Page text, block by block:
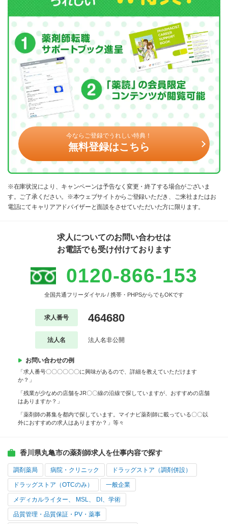
今ならご登録でうれしい特典！
無料登録はこちら
※在庫状況により、キャンペーンは予告なく変更・終了する場合がございま
す。ご了承ください。※本ウェブサイトからご登録いただき、ご来社またはお
電話にてキャリアアドバイザーと面談をさせていただいた方に限ります。
求人についてのお問い合わせは
お電話でも受け付けております
0120-866-153
全国共通フリーダイヤル / 携帯・PHPSからでもOKです
求人番号 464680
法人名 法人名非公開
お問い合わせの例
「求人番号〇〇〇〇〇〇に興味があるので、詳細を教えていただけます
か？」
「残業が少なめの店舗をJR〇〇線の沿線で探していますが、おすすめの店舗
はありますか？」
「薬剤師の募集を都内で探しています。マイナビ薬剤師に載っている〇〇以
外におすすめの求人はありますか？」等々
香川県丸亀市の薬剤師求人を仕事内容で探す
調剤薬局 病院・クリニック ドラッグストア（調剤併設）
ドラッグストア（OTCのみ） 一般企業
メディカルライター、 MSL、 DI、学術
品質管理・品質保証・PV・薬事